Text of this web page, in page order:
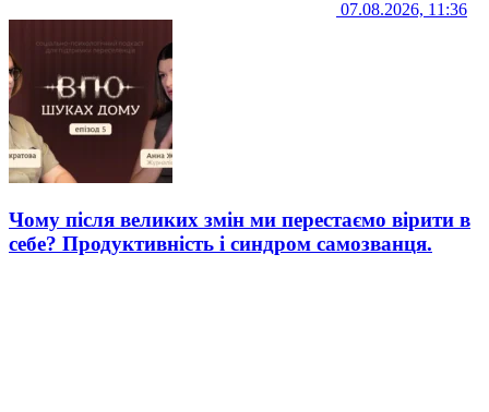
07.08.2026, 11:36
Чому після великих змін ми перестаємо вірити в
себе? Продуктивність і синдром самозванця.